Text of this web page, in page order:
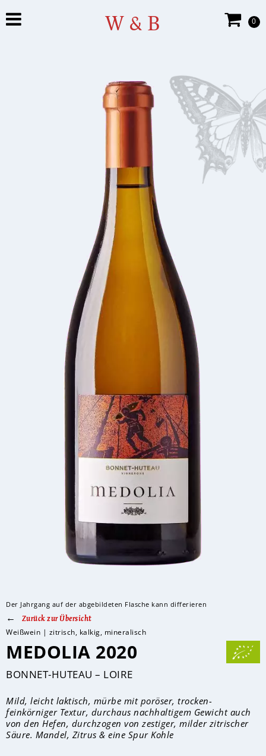
0
W & B
Der Jahrgang auf der abgebildeten Flasche kann differieren
Zurück zur Übersicht
Weißwein | zitrisch, kalkig, mineralisch
MEDOLIA 2020
BONNET-HUTEAU – LOIRE
Mild, leicht laktisch, mürbe mit poröser, trocken-
feinkörniger Textur, durchaus nachhaltigem Gewicht auch
von den Hefen, durchzogen von zestiger, milder zitrischer
Säure. Mandel, Zitrus & eine Spur Kohle